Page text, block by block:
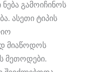
გამოიჩინოს
ასეთი ტიპის
მიაწოდოს
მეთოდები.